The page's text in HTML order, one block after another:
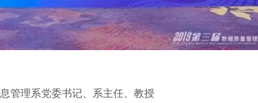
管理系党委书记、系主任、教授